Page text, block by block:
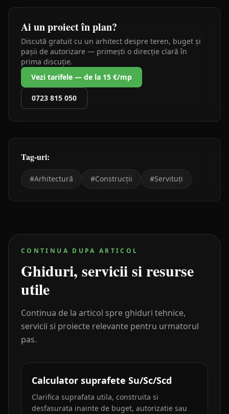
Ai un proiect în plan?
Discută gratuit cu un arhitect despre teren, buget și
pașii de autorizare — primești o direcție clară în
prima discuție.
Vezi tarifele — de la 15 €/mp
0723 815 050
Tag-uri:
#Arhitectură #Construcții #Servituți
CONTINUA DUPA ARTICOL
Ghiduri, servicii si resurse
utile
Continua de la articol spre ghiduri tehnice,
servicii si proiecte relevante pentru urmatorul
pas.
Calculator suprafete Su/Sc/Scd
Clarifica suprafata utila, construita si
desfasurata inainte de buget, autorizatie sau